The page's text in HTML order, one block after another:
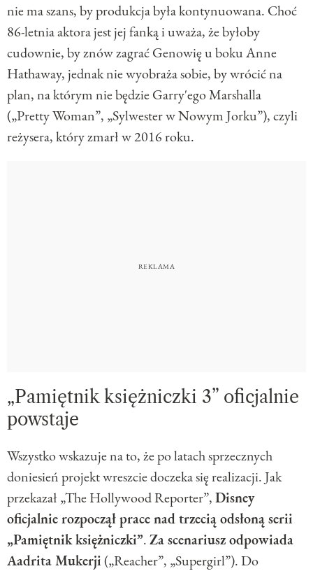
nie ma szans, by produkcja była kontynuowana. Choć
86-letnia aktora jest jej fanką i uważa, że byłoby
cudownie, by znów zagrać Genowię u boku Anne
Hathaway, jednak nie wyobraża sobie, by wrócić na
plan, na którym nie będzie Garry'ego Marshalla
(„Pretty Woman”, „Sylwester w Nowym Jorku”), czyli
reżysera, który zmarł w 2016 roku.
„Pamiętnik księżniczki 3” oficjalnie
powstaje
Wszystko wskazuje na to, że po latach sprzecznych
doniesień projekt wreszcie doczeka się realizacji. Jak
przekazał „The Hollywood Reporter”,Disney
oficjalnie rozpoczął prace nad trzecią odsłoną serii
„Pamiętnik księżniczki”.Za scenariusz odpowiada
Aadrita Mukerji(„Reacher”, „Supergirl”). Do